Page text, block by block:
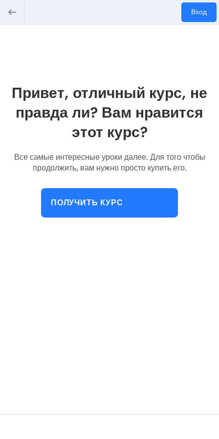
Вход
Привет, отличный курс, не
правда ли? Вам нравится
этот курс?
Все самые интересные уроки далее. Для того чтобы
продолжить, вам нужно просто купить его.
ПОЛУЧИТЬ КУРС